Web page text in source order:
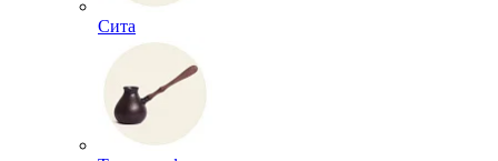
Сита